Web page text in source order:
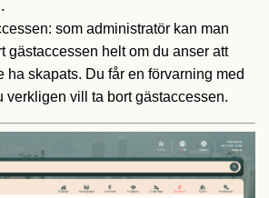
som administratör kan man
gästaccessen helt om du anser att
ha skapats. Du får en förvarning med
verkligen vill ta bort gästaccessen.